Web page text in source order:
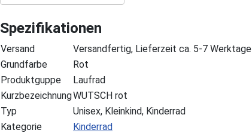
Spezifikationen
Versand
Versandfertig, Lieferzeit ca. 5-7 Werktage
Grundfarbe
Rot
Produktguppe
Laufrad
KurzbezeichnungWUTSCH rot
Typ
Unisex, Kleinkind, Kinderrad
Kategorie
Kinderrad